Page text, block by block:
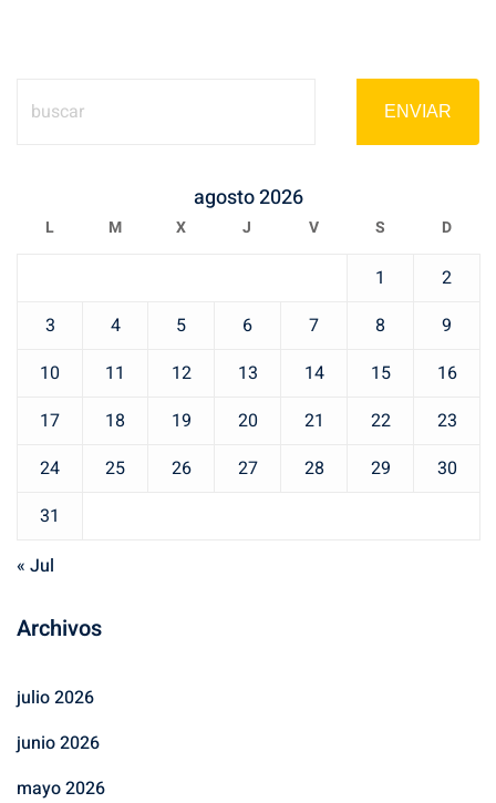
ENVIAR
agosto 2026
L M X J V S D
1
2
3
4 5 6 7 8
9
10
11 12 13 14 15
16
17
18 19 20 21 22
23
24
25 26 27 28 29
30
31
« Jul
Archivos
julio 2026
junio 2026
mayo 2026